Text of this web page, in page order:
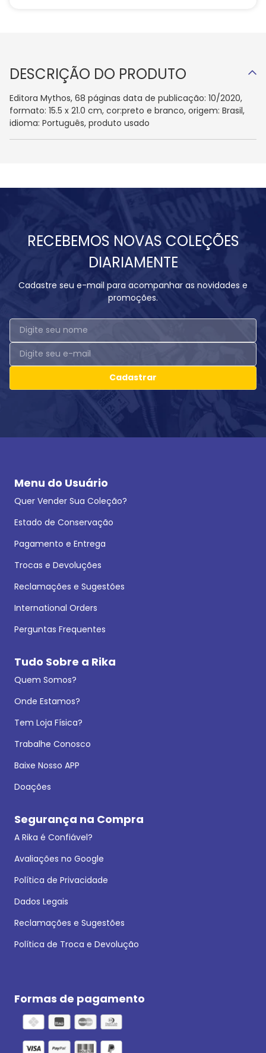
DESCRIÇÃO DO PRODUTO
Editora Mythos, 68 páginas data de publicação: 10/2020,
formato: 15.5 x 21.0 cm, cor:preto e branco, origem: Brasil,
idioma: Português, produto usado
RECEBEMOS NOVAS COLEÇÕES
DIARIAMENTE
Cadastre seu e-mail para acompanhar as novidades e
promoções.
Cadastrar
Menu do Usuário
Quer Vender Sua Coleção?
Estado de Conservação
Pagamento e Entrega
Trocas e Devoluções
Reclamações e Sugestões
International Orders
Perguntas Frequentes
Tudo Sobre a Rika
Quem Somos?
Onde Estamos?
Tem Loja Física?
Trabalhe Conosco
Baixe Nosso APP
Doações
Segurança na Compra
A Rika é Confiável?
Avaliações no Google
Política de Privacidade
Dados Legais
Reclamações e Sugestões
Política de Troca e Devolução
Formas de pagamento